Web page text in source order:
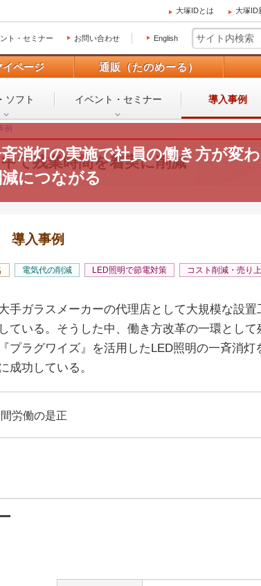
大塚IDとは 大塚ID
ト・セミナー お問い合わせ English
ページ 通販（たのめーる）
ソフト イベント・ セミナー 導入事例
例
で残業時間を着実に削減
消灯の実施で社員の働き方が変
につながる
導入事例
電気代の削減 LED照明で節電対策
コスト削減・売り
手ガラスメーカーの代理店として大規模な設
ている。そうした中、働き方改革の一環とし
プラグワイズ』を活用したLED照明の一斉消灯
成功している。
労働の是正